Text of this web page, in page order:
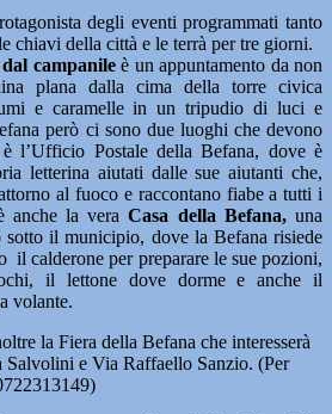
degli eventi programmati tanto
chiavi della città e le terrà per tre giorni.
campanileè un appuntamento da non
plana dalla cima della torre civica
e caramelle in un tripudio di luci e
però ci sono due luoghi che devono
l’Ufficio Postale della Befana, dove è
letterina aiutati dalle sue aiutanti che,
al fuoco e raccontano fiabe a tutti i
anche la veraCasa della Befana,una
il municipio, dove la Befana risiede
il calderone per preparare le sue pozioni,
il lettone dove dorme e anche il
volante.
la Fiera della Befana che interesserà
e Via Raffaello Sanzio. (Per